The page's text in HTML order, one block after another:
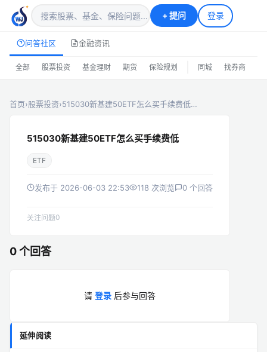
+提问 登录
问答社区 金融资讯
全部 股票投资 基金理财 期货 保险规划 同城 找券商
首页›股票投资›515030新基建50ETF怎么买手续费低…
515030新基建50ETF怎么买手续费低
ETF
发布于 2026-06-03 22:53 118 次浏览 0 个回答
关注问题0
0 个回答
请 登录 后参与回答
延伸阅读